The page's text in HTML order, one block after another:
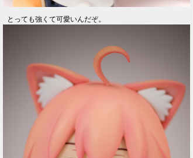
とっても強くて可愛いんだぞ。